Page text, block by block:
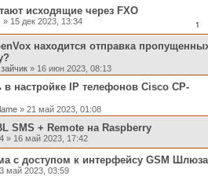
исходящие через FXO
» 15 дек 2023, 13:34 1
находится отправка
» 16 июн 2023, 08:13
настройке IP телефонов Cisco CP-
» 21 май 2023, 01:08
SMS + Remote на Raspberry
» 16 май 2023, 17:42
с доступом к интерфейсу GSM Шлюза
май 2023, 03:59